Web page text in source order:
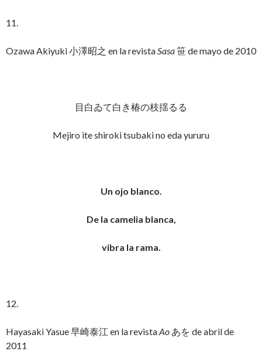
11.
Ozawa Akiyuki 小澤昭之 en la revistaSasa笹 de mayo de 2010
目白ゐて白き椿の枝揺るる
Mejiro ite shiroki tsubaki no eda yururu
Un ojo blanco.
De la camelia blanca,
vibra la rama.
12.
Hayasaki Yasue 早崎泰江 en la revistaAo あを de abril de
2011